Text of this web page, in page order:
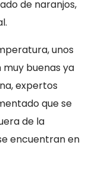
de naranjos,
unos
buenas ya
expertos
que se
de la
encuentran en